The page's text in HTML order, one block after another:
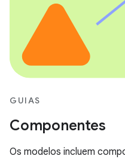
GUIAS
Componentes
Os modelos incluem